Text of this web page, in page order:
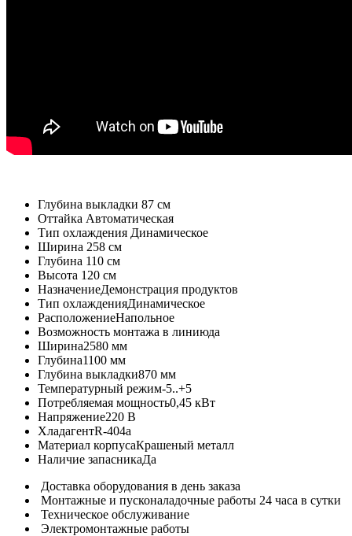
Глубина выкладки 87 см
Оттайка Автоматическая
Тип охлаждения Динамическое
Ширина 258 см
Глубина 110 см
Высота 120 см
НазначениеДемонстрация продуктов
Тип охлажденияДинамическое
РасположениеНапольное
Возможность монтажа в линиюда
Ширина2580 мм
Глубина1100 мм
Глубина выкладки870 мм
Температурный режим-5..+5
Потребляемая мощность0,45 кВт
Напряжение220 В
ХладагентR-404a
Материал корпусаКрашеный металл
Наличие запасникаДа
Доставка оборудования в день заказа
Монтажные и пусконаладочные работы 24 часа в сутки
Техническое обслуживание
Электромонтажные работы